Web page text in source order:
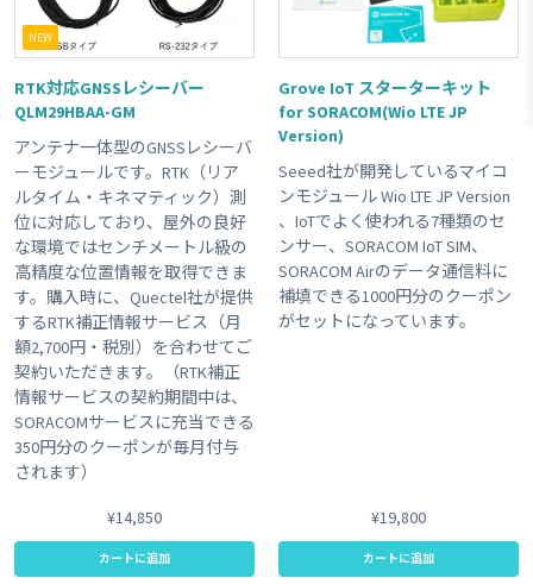
#RS232C #GPIO #加速度センサー #LTE-M
#スターターキット商品 #磁気センサー
#超音波センサー #ボタン #planX1
#販売終了品 #plan-DU #温度センサー
#ブザー #組み込み #USB電源
#plan-D #海外キャリア網 対応商品 #plan01s-LDV #3G
#レビュー #sigfox #GPS Clear All
NEW
RTK対応GNSSレシーバー
QLM29HBAA-GM
アンテナ一体型のGNSSレシーバ
ーモジュールです。RTK（リア
ルタイム・キネマティック）測
位に対応しており、屋外の良好
な環境ではセンチメートル級の
高精度な位置情報を取得できま
す。購入時に、Quectel社が提供
するRTK補正情報サービス（月
額2,700円・税別）を合わせてご
契約いただきます。（RTK補正
情報サービスの契約期間中は、
SORACOMサービスに充当できる
350円分のクーポンが毎月付与
されます）
¥14,850
カートに追加
Grove IoT スターターキット
for SORACOM(Wio LTE JP
Version)
Seeed社が開発しているマイコ
ンモジュール Wio LTE JP Version
、IoTでよく使われる7種類のセ
ンサー、SORACOM IoT SIM、
SORACOM Airのデータ通信料に
補填できる1000円分のクーポン
がセットになっています。
¥19,800
カートに追加